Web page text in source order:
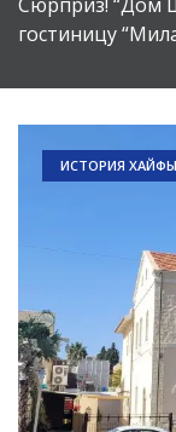
гостиницу
ИСТОРИЯ ХАЙФЫ